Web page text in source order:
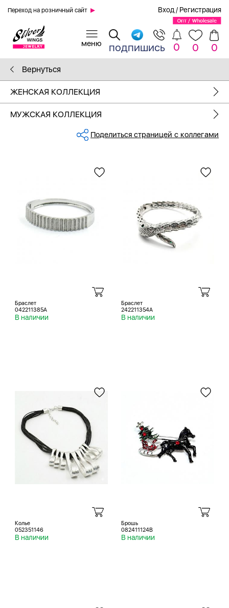
Переход на розничный сайт Вход / Регистрация
подпишись 0 0 0
Вернуться
ЖЕНСКАЯ КОЛЛЕКЦИЯ
МУЖСКАЯ КОЛЛЕКЦИЯ
Поделиться страницей с коллегами
Браслет
042211385A
В наличии
Браслет
242211354A
В наличии
Колье
052351146
В наличии
Брошь
082411124B
В наличии